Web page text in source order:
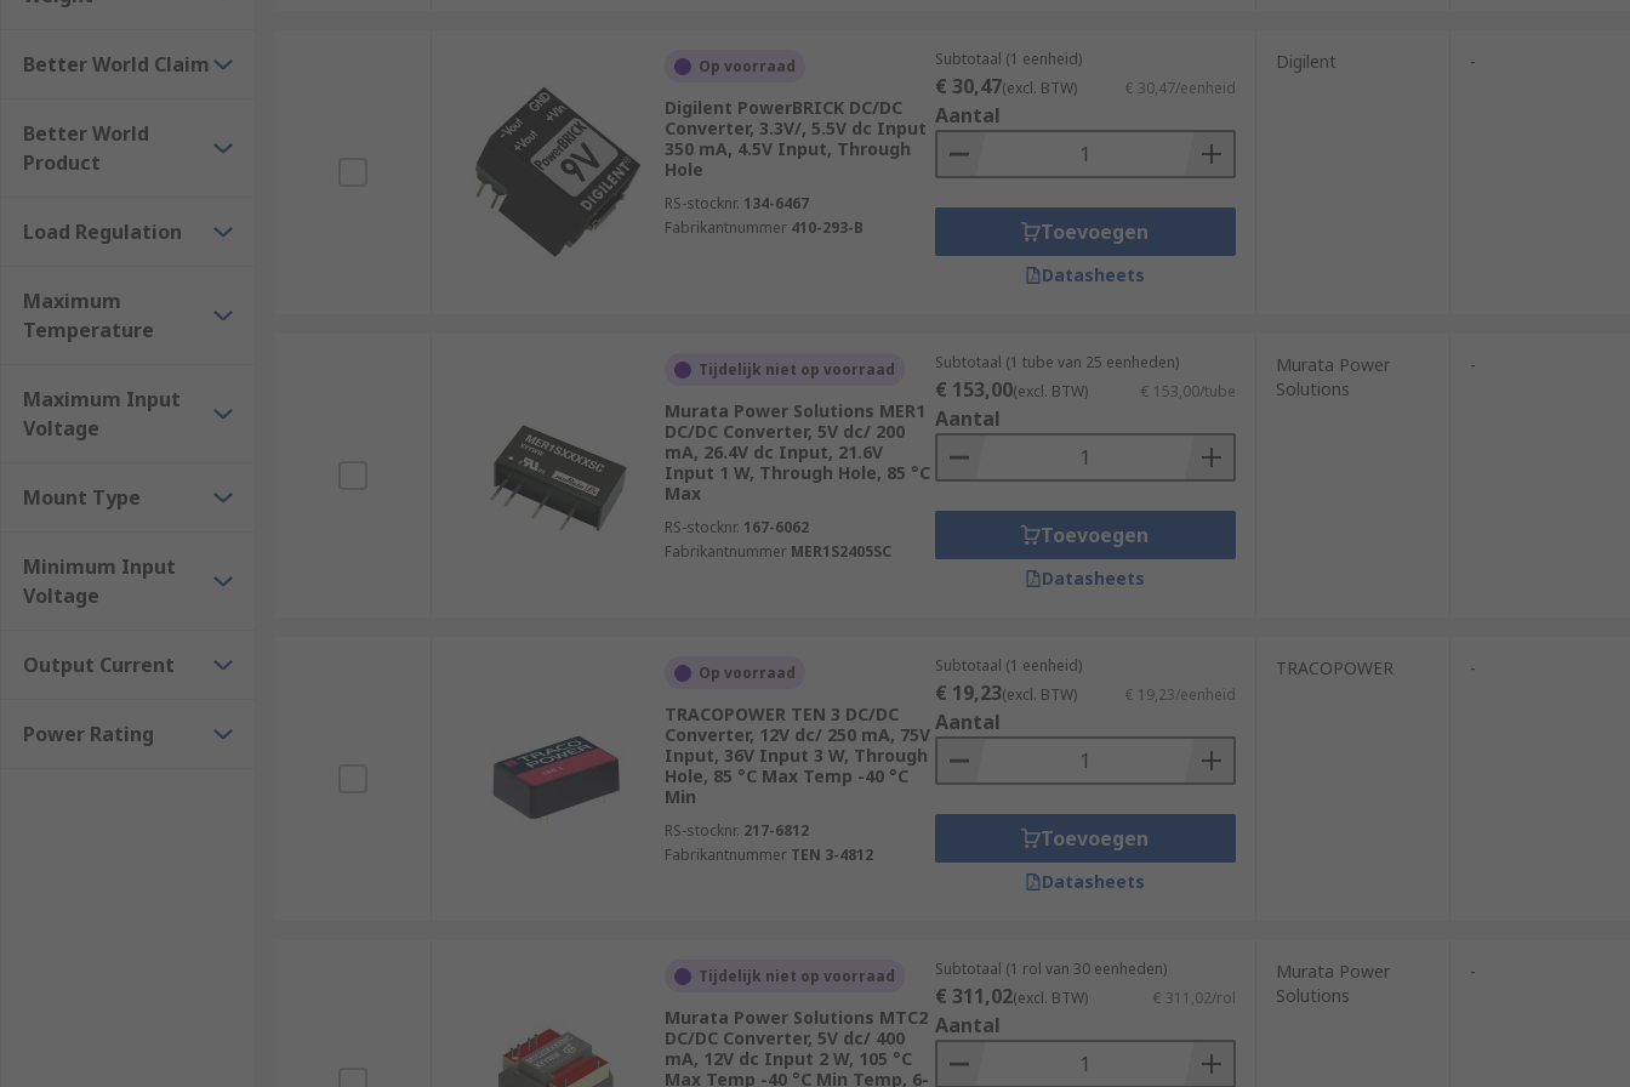
Better World Claim
Better World
Product
Load Regulation
Maximum
Temperature
Maximum Input
Voltage
Mount Type
Minimum Input
Voltage
Output Current
Power Rating
Op voorraad
Digilent PowerBRICK DC/DC
Converter, 3.3V/, 5.5V dc Input
350 mA, 4.5V Input, Through
Hole
RS-stocknr. 134-6467
Fabrikantnummer 410-293-B
Subtotaal (1 eenheid)
€ 30,47(excl. BTW) € 30,47/eenheid
Aantal
Toevoegen
Datasheets
Digilent -
Tijdelijk niet op voorraad
Murata Power Solutions MER1
DC/DC Converter, 5V dc/ 200
mA, 26.4V dc Input, 21.6V
Input 1 W, Through Hole, 85 °C
Max
RS-stocknr. 167-6062
Fabrikantnummer MER1S2405SC
Subtotaal (1 tube van 25 eenheden)
€ 153,00(excl. BTW) € 153,00/tube
Aantal
Toevoegen
Datasheets
Murata Power
Solutions
-
Op voorraad
TRACOPOWER TEN 3 DC/DC
Converter, 12V dc/ 250 mA, 75V
Input, 36V Input 3 W, Through
Hole, 85 °C Max Temp -40 °C
Min
RS-stocknr. 217-6812
Fabrikantnummer TEN 3-4812
Subtotaal (1 eenheid)
€ 19,23(excl. BTW) € 19,23/eenheid
Aantal
Toevoegen
Datasheets
TRACOPOWER -
Tijdelijk niet op voorraad
Murata Power Solutions MTC2
DC/DC Converter, 5V dc/ 400
mA, 12V dc Input 2 W, 105 °C
Max Temp -40 °C Min Temp, 6-
Subtotaal (1 rol van 30 eenheden)
€ 311,02(excl. BTW) € 311,02/rol
Aantal
Murata Power
Solutions
-